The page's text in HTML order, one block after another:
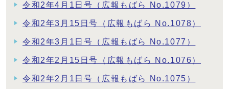
令和2年4月1日号（広報もばら No.1079）
令和2年3月15日号（広報もばら No.1078）
令和2年3月1日号（広報もばら No.1077）
令和2年2月15日号（広報もばら No.1076）
令和2年2月1日号（広報もばら No.1075）